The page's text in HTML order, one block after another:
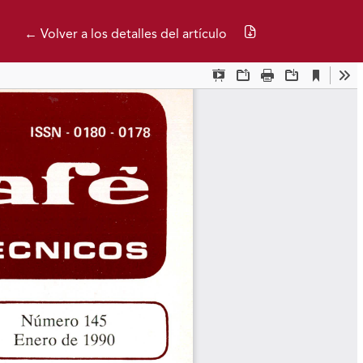
← Volver a los detalles del artículo Descargar PDF